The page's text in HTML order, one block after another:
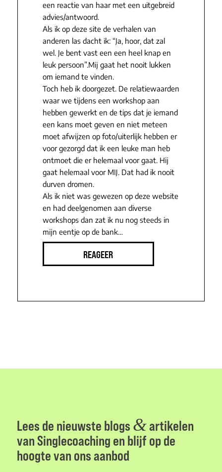
een reactie van haar met een uitgebreid
advies/antwoord.
Als ik op deze site de verhalen van
anderen las dacht ik: “Ja, hoor, dat zal
wel. Je bent vast een een heel knap en
leuk persoon”.Mij gaat het nooit lukken
om iemand te vinden.
Toch heb ik doorgezet. De relatiewaarden
waar we tijdens een workshop aan
hebben gewerkt en de tips dat je iemand
een kans moet geven en niet meteen
moet afwijzen op foto/uiterlijk hebben er
voor gezorgd dat ik een leuke man heb
ontmoet die er helemaal voor gaat. Hij
gaat helemaal voor MIJ. Dat had ik nooit
durven dromen.
Als ik niet was gewezen op deze website
en had deelgenomen aan diverse
workshops dan zat ik nu nog steeds in
mijn eentje op de bank…
REAGEER
Lees de nieuwste blogs &artikelen
van Singlecoaching en blijf op de
hoogte van ons aanbod